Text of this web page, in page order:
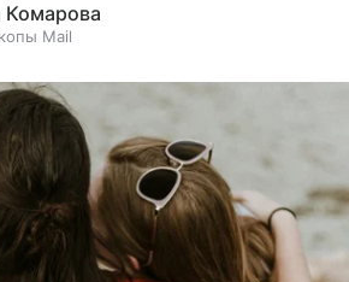
Комарова
Mail